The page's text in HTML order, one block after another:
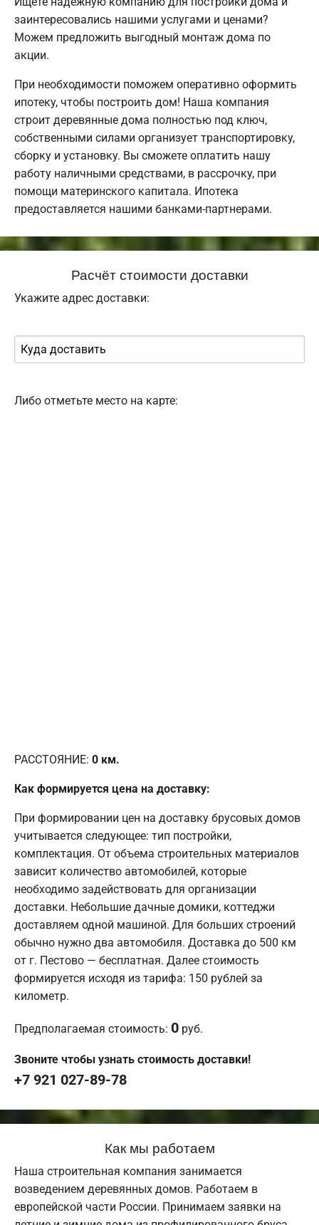
заинтересовались нашими услугами и ценами?
Можем предложить выгодный монтаж дома по
акции.
При необходимости поможем оперативно оформить
ипотеку, чтобы построить дом! Наша компания
строит деревянные дома полностью под ключ,
собственными силами организует транспортировку,
сборку и установку. Вы сможете оплатить нашу
работу наличными средствами, в рассрочку, при
помощи материнского капитала. Ипотека
предоставляется нашими банками-партнерами.
Расчёт стоимости доставки
Укажите адрес доставки:
Либо отметьте место на карте:
РАССТОЯНИЕ: 0 км.
Как формируется цена на доставку:
При формировании цен на доставку брусовых домов
учитывается следующее: тип постройки,
комплектация. От объема строительных материалов
зависит количество автомобилей, которые
необходимо задействовать для организации
доставки. Небольшие дачные домики, коттеджи
доставляем одной машиной. Для больших строений
обычно нужно два автомобиля. Доставка до 500 км
от г. Пестово — бесплатная. Далее стоимость
формируется исходя из тарифа: 150 рублей за
километр.
Предполагаемая стоимость: 0 руб.
Звоните чтобы узнать стоимость доставки!
+7 921 027-89-78
Как мы работаем
Наша строительная компания занимается
возведением деревянных домов. Работаем в
европейской части России. Принимаем заявки на